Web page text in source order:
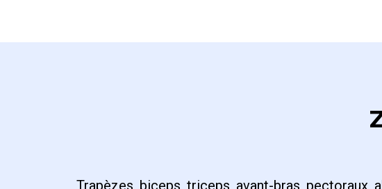
Trapèzes, biceps, triceps, avant-bras, pectoraux,